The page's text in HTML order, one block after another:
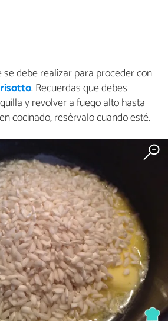
se debe realizar para proceder con
. Recuerdas que debes
y revolver a fuego alto hasta
cocinado, resérvalo cuando esté.